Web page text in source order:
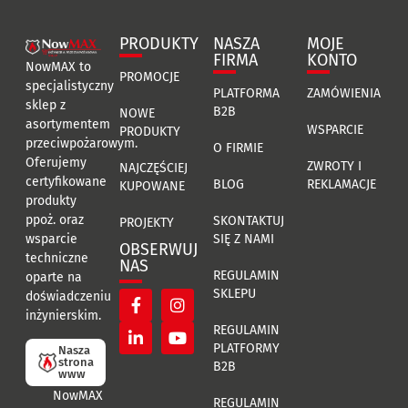
NowMAX to
specjalistyczny
sklep z
asortymentem
przeciwpożarowym.
Oferujemy
certyfikowane
produkty
ppoż. oraz
wsparcie
techniczne
oparte na
doświadczeniu
inżynierskim.
Nasza
strona
www
NowMAX
PRODUKTY
PROMOCJE
NOWE
PRODUKTY
NAJCZĘŚCIEJ
KUPOWANE
PROJEKTY
OBSERWUJ
NAS
NASZA
FIRMA
PLATFORMA
B2B
O FIRMIE
BLOG
SKONTAKTUJ
SIĘ Z NAMI
REGULAMIN
SKLEPU
REGULAMIN
PLATFORMY
B2B
REGULAMIN
MOJE
KONTO
ZAMÓWIENIA
WSPARCIE
ZWROTY I
REKLAMACJE